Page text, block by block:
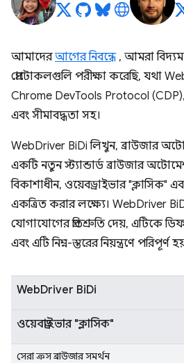
আমাদেরআগের নিবন্ধে, আমরা
প্রোটোকলগুলি পরীক্ষা করেছি, যথা
Chrome DevTools Protocol (CDP),
এবং সীমাবদ্ধতা সহ।
WebDriver BiDi লিখুন, ব্রাউজার
একটি নতুন স্ট্যান্ডার্ড ব্রাউজার
বিকাশাধীন, ওয়েবড্রাইভার "ক্লাসিক"
একত্রিত করার লক্ষ্যে। WebDriver
যোগাযোগের প্রতিশ্রুতি দেয়, এটিকে
এবং এটি নিম্ন-স্তরের নিয়ন্ত্রণে পরিপূর্ণ
WebDriver BiDi
ওয়েবড্রাইভার "ক্লাসিক"
সেরা ক্রস ব্রাউজার সমর্থন